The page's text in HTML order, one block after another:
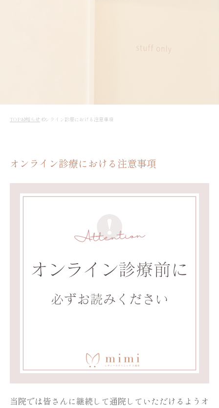
TOPお知らせ オンライン診療における注意事項
オンライン診療における注意事項
当院では皆さんに継続して通院していただけるようオ